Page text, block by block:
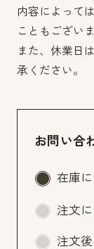
内容によって
こともございま
また、休業日
承ください。
お問い合
在庫
注文
注文